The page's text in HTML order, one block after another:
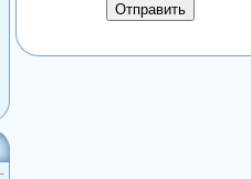
Отправить